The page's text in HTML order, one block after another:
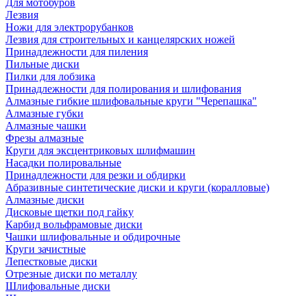
Для мотобуров
Лезвия
Ножи для электрорубанков
Лезвия для строительных и канцелярских ножей
Принадлежности для пиления
Пильные диски
Пилки для лобзика
Принадлежности для полирования и шлифования
Алмазные гибкие шлифовальные круги "Черепашка"
Алмазные губки
Алмазные чашки
Фрезы алмазные
Круги для эксцентриковых шлифмашин
Насадки полировальные
Принадлежности для резки и обдирки
Абразивные синтетические диски и круги (коралловые)
Алмазные диски
Дисковые щетки под гайку
Карбид вольфрамовые диски
Чашки шлифовальные и обдирочные
Круги зачистные
Лепестковые диски
Отрезные диски по металлу
Шлифовальные диски